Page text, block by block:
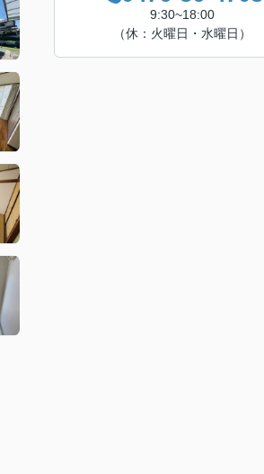
9:30~18:00
（休：火曜日・水曜日）